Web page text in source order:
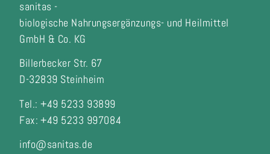
sanitas -
biologische Nahrungsergänzungs- und Heilmittel
GmbH & Co. KG
Billerbecker Str. 67
D-32839 Steinheim
Tel.: +49 5233 93899
Fax: +49 5233 997084
info@sanitas.de